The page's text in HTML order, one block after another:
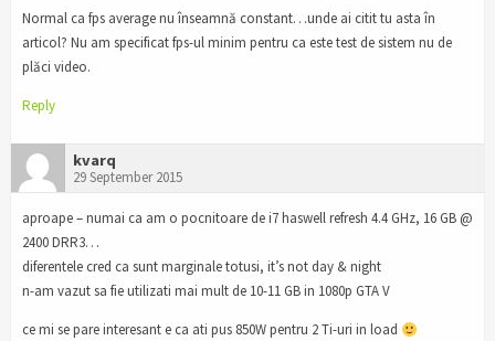
Normal ca fps average nu înseamnă constant…unde ai citit tu asta în
articol? Nu am specificat fps-ul minim pentru ca este test de sistem nu de
plăci video.
Reply
kvarq
29 September 2015
aproape – numai ca am o pocnitoare de i7 haswell refresh 4.4 GHz, 16 GB @
2400 DRR3…
diferentele cred ca sunt marginale totusi, it’s not day & night
n-am vazut sa fie utilizati mai mult de 10-11 GB in 1080p GTA V
ce mi se pare interesant e ca ati pus 850W pentru 2 Ti-uri in load